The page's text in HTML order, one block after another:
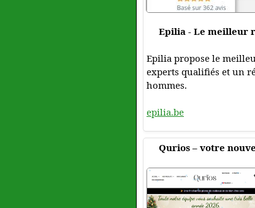
Epilia - Le meilleur
Epilia propose le
experts qualifiés et un
hommes.
epilia.be
Qurios – votre